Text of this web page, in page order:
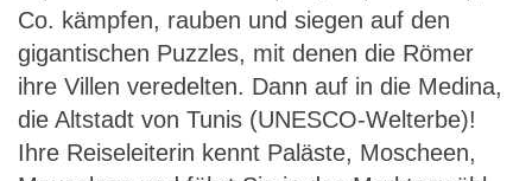
Co. kämpfen, rauben und siegen auf den
gigantischen Puzzles, mit denen die Römer
ihre Villen veredelten. Dann auf in die Medina,
die Altstadt von Tunis (UNESCO-Welterbe)!
Ihre Reiseleiterin kennt Paläste, Moscheen,